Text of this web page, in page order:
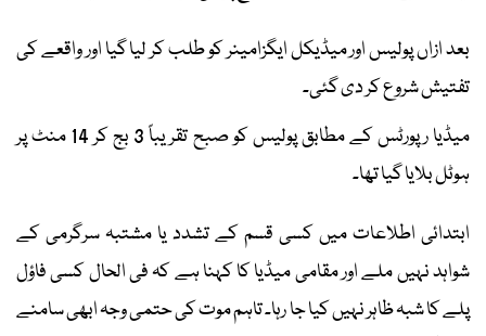
بعد ازاں پولیس اور میڈیکل ایگزامینر کو طلب کر لیا گیا اور واقعے کی
تفتیش شروع کر دی گئی۔
میڈیا رپورٹس کے مطابق پولیس کو صبح تقریباً 3 بج کر 14 منٹ پر
ہوٹل بلایا گیا تھا۔
ابتدائی اطلاعات میں کسی قسم کے تشدد یا مشتبہ سرگرمی کے
شواہد نہیں ملے اور مقامی میڈیا کا کہنا ہے کہ فی الحال کسی فاؤل
پلے کا شبہ ظاہر نہیں کیا جا رہا۔ تاہم موت کی حتمی وجہ ابھی سامنے